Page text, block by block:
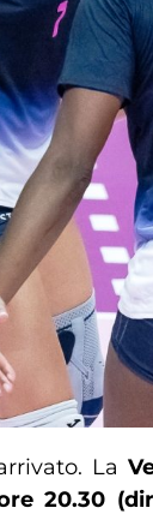
La
20.30